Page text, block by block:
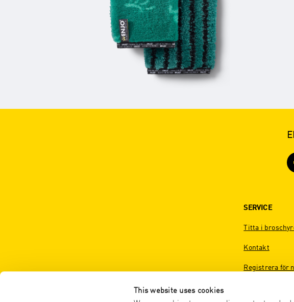
This website uses cookies
SERVICE
Titta i
Kontakt
Registrera för